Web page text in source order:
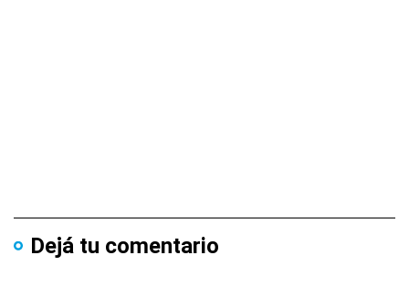
Dejá tu comentario